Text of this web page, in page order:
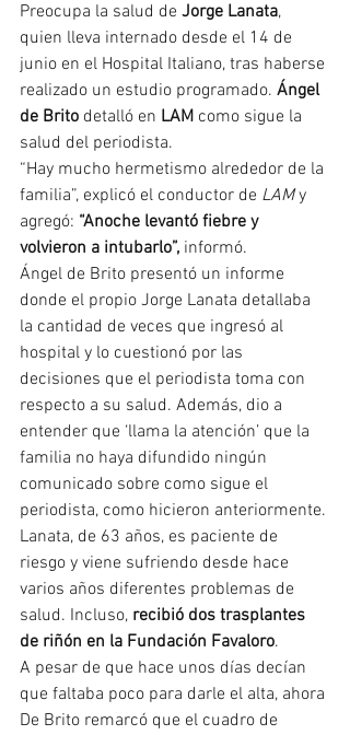
Preocupa la salud de Jorge Lanata,
quien lleva internado desde el 14 de
junio en el Hospital Italiano, tras haberse
realizado un estudio programado. Ángel
de Brito detalló en LAM como sigue la
salud del periodista.
“Hay mucho hermetismo alrededor de la
familia”, explicó el conductor de LAM y
agregó: “Anoche levantó fiebre y
volvieron a intubarlo”, informó.
Ángel de Brito presentó un informe
donde el propio Jorge Lanata detallaba
la cantidad de veces que ingresó al
hospital y lo cuestionó por las
decisiones que el periodista toma con
respecto a su salud. Además, dio a
entender que ‘llama la atención’ que la
familia no haya difundido ningún
comunicado sobre como sigue el
periodista, como hicieron anteriormente.
Lanata, de 63 años, es paciente de
riesgo y viene sufriendo desde hace
varios años diferentes problemas de
salud. Incluso, recibió dos trasplantes
de riñón en la Fundación Favaloro.
A pesar de que hace unos días decían
que faltaba poco para darle el alta, ahora
De Brito remarcó que el cuadro de